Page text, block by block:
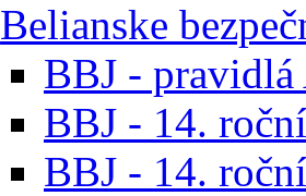
Belianske
BBJ - pravidlá
BBJ - 14.
BBJ - 14.